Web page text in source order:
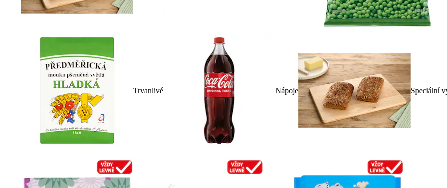
Trvanlivé Nápoje Speciální